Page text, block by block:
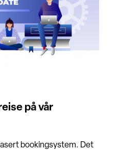
på vår
bookingsystem. Det